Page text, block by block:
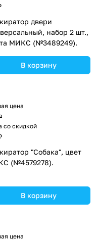
двери
набор 2 шт.,
МИКС (№3489249).
В корзину
цена
со скидкой
"Собака", цвет
(№4579278).
В корзину
цена